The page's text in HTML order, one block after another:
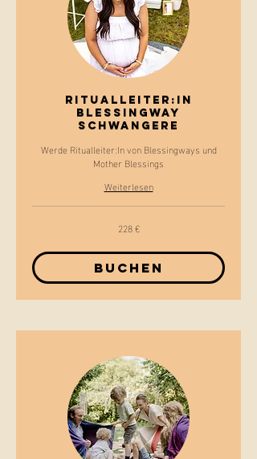
Ritualleiter:In
BLESSINGWAY
Schwangere
Werde Ritualleiter:In von Blessingways und
Mother Blessings
Weiterlesen
228 €
Buchen